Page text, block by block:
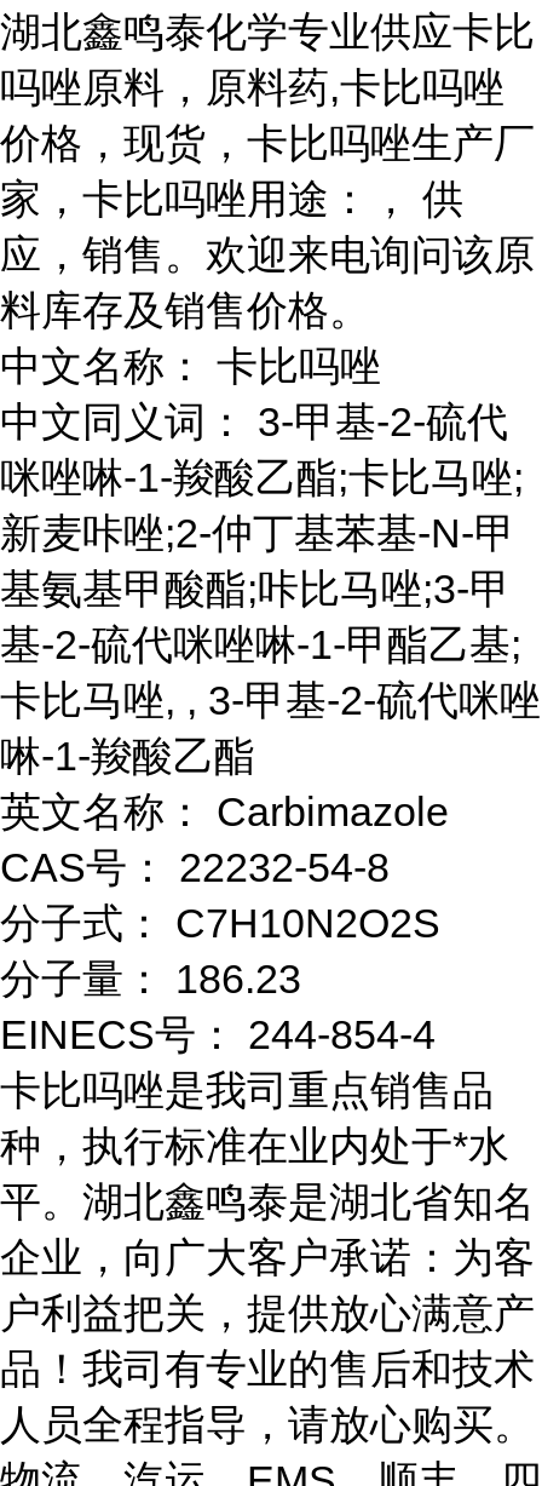
湖北鑫鸣泰化学专业供应卡比
吗唑原料，原料药,卡比吗唑
价格，现货，卡比吗唑生产厂
家，卡比吗唑用途：， 供
应，销售。欢迎来电询问该原
料库存及销售价格。
中文名称： 卡比吗唑
中文同义词： 3-甲基-2-硫代
咪唑啉-1-羧酸乙酯;卡比马唑;
新麦咔唑;2-仲丁基苯基-N-甲
基氨基甲酸酯;咔比马唑;3-甲
基-2-硫代咪唑啉-1-甲酯乙基;
卡比马唑, , 3-甲基-2-硫代咪唑
啉-1-羧酸乙酯
英文名称： Carbimazole
CAS号： 22232-54-8
分子式： C7H10N2O2S
分子量： 186.23
EINECS号： 244-854-4
卡比吗唑是我司重点销售品
种，执行标准在业内处于*水
平。湖北鑫鸣泰是湖北省知名
企业，向广大客户承诺：为客
户利益把关，提供放心满意产
品！我司有专业的售后和技术
人员全程指导，请放心购买。